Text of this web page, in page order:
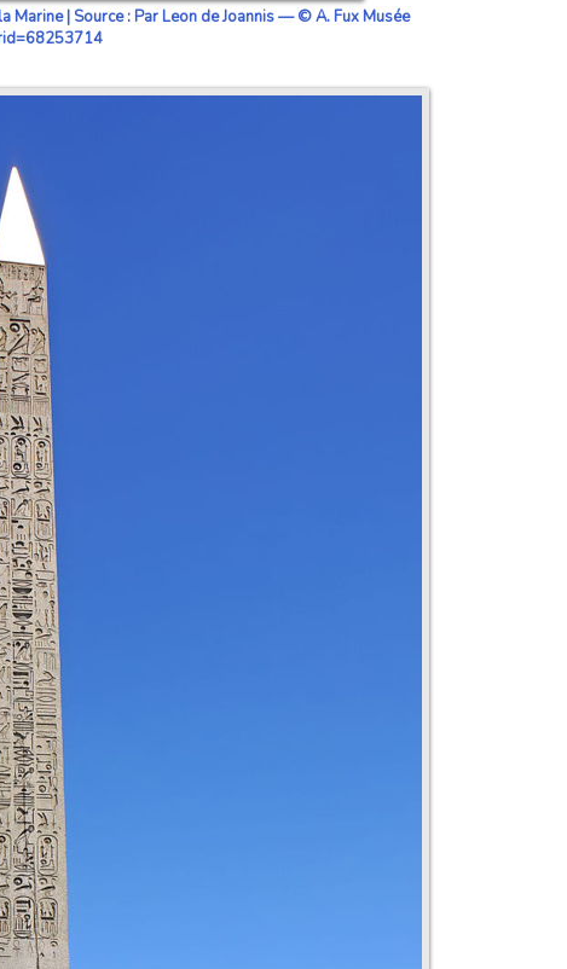
| Source : Par Leon de Joannis — © A. Fux Musée